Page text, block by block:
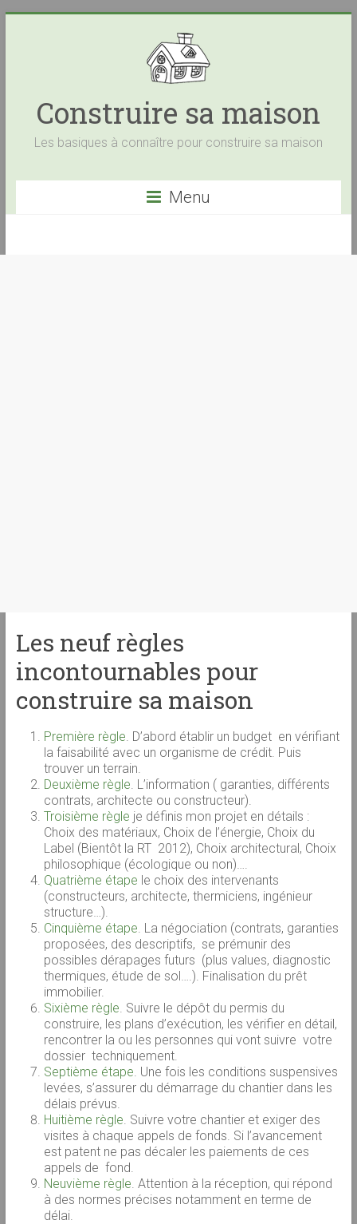
Construire sa maison
Les basiques à connaître pour construire sa maison
Menu
Les neuf règles
incontournables pour
construire sa maison
Première règle. D’abord établir un budget en vérifiant
la faisabilité avec un organisme de crédit. Puis
trouver un terrain.
Deuxième règle. L’information ( garanties, différents
contrats, architecte ou constructeur).
Troisième règle je définis mon projet en détails :
Choix des matériaux, Choix de l’énergie, Choix du
Label (Bientôt la RT 2012), Choix architectural, Choix
philosophique (écologique ou non)….
Quatrième étape le choix des intervenants
(constructeurs, architecte, thermiciens, ingénieur
structure…).
Cinquième étape. La négociation (contrats, garanties
proposées, des descriptifs, se prémunir des
possibles dérapages futurs (plus values, diagnostic
thermiques, étude de sol….). Finalisation du prêt
immobilier.
Sixième règle. Suivre le dépôt du permis du
construire, les plans d’exécution, les vérifier en détail,
rencontrer la ou les personnes qui vont suivre votre
dossier techniquement.
Septième étape. Une fois les conditions suspensives
levées, s’assurer du démarrage du chantier dans les
délais prévus.
Huitième règle. Suivre votre chantier et exiger des
visites à chaque appels de fonds. Si l’avancement
est patent ne pas décaler les paiements de ces
appels de fond.
Neuvième règle. Attention à la réception, qui répond
à des normes précises notamment en terme de
délai.